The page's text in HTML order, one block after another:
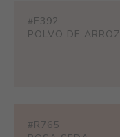
#E392
POLVO DE ARROZ
#R765